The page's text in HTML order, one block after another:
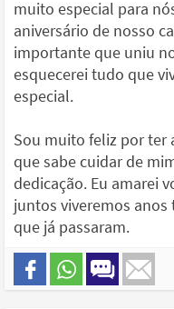
muito especial para
aniversário de nosso
importante que uniu
esquecerei tudo que
especial.
Sou muito feliz por ter
que sabe cuidar de
dedicação. Eu amarei
juntos viveremos
que já passaram.